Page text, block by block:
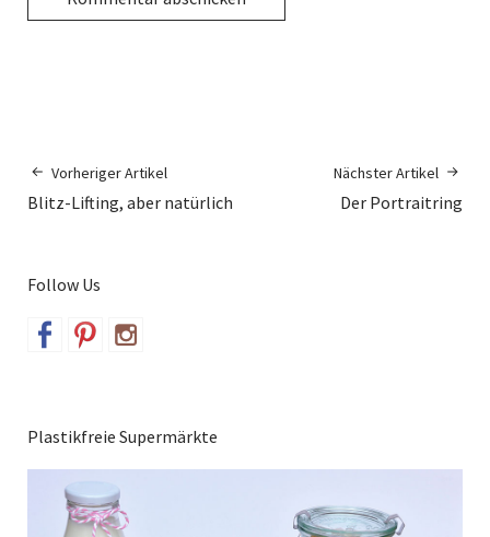
Vorheriger Artikel
Blitz-Lifting, aber natürlich
Nächster Artikel
Der Portraitring
Follow Us
Plastikfreie Supermärkte